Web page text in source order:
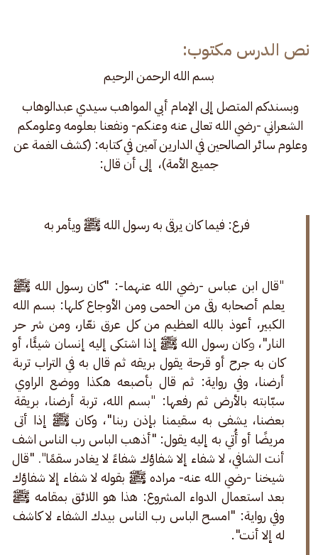
نص الدرس مكتوب:
بسم الله الرحمن الرحيم
وبسندكم المتصل إلى الإمام أبي المواهب سيدي عبدالوهاب
الشعراني -رضي الله تعالى عنه وعنكم- ونفعنا بعلومه وعلومكم
وعلوم سائر الصالحين في الدارين آمين في كتابه: (كشف الغمة عن
جميع الأمة)،  إلى أن قال:
فرع: فيما كان يرقى به رسول الله ﷺ ويأمر به
"قال ابن عباس -رضي الله عنهما-: "كان رسول الله ﷺ
يعلم أصحابه رقى من الحمى ومن الأوجاع كلها: بسم الله
الكبير، أعوذ بالله العظيم من كل عرق نعّار، ومن شر حر
النار"، وكان رسول الله ﷺ إذا اشتكى إليه إنسان شيئًا، أو
كان به جرح أو قرحة يقول بريقه ثم قال به في التراب تربة
أرضنا، وفي رواية: ثم قال بأصبعه هكذا ووضع الراوي
سبّابته بالأرض ثم رفعها: "بسم الله، تربة أرضنا، بريقة
بعضنا، يشفى به سقيمنا بإذن ربنا"، وكان ﷺ إذا أتى
مريضًا أو أُتي به إليه يقول: "أذهب الباس رب الناس اشف
أنت الشافي، لا شفاء إلا شفاؤك شفاءً لا يغادر سقمًا". "قال
شيخنا -رضي الله عنه- مراده ﷺ بقوله لا شفاء إلا شفاؤك
بعد استعمال الدواء المشروع: هذا هو اللائق بمقامه ﷺ
وفي رواية: "امسح الباس رب الناس بيدك الشفاء لا كاشف
له إلا أنت".